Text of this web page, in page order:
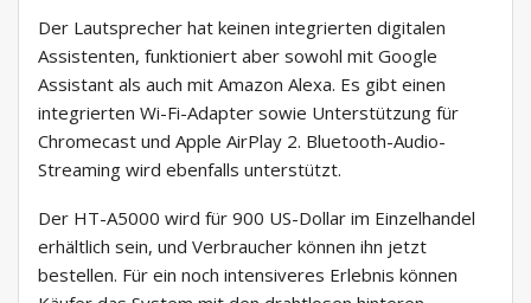
Der Lautsprecher hat keinen integrierten digitalen
Assistenten, funktioniert aber sowohl mit Google
Assistant als auch mit Amazon Alexa. Es gibt einen
integrierten Wi-Fi-Adapter sowie Unterstützung für
Chromecast und Apple AirPlay 2. Bluetooth-Audio-
Streaming wird ebenfalls unterstützt.
Der HT-A5000 wird für 900 US-Dollar im Einzelhandel
erhältlich sein, und Verbraucher können ihn jetzt
bestellen. Für ein noch intensiveres Erlebnis können